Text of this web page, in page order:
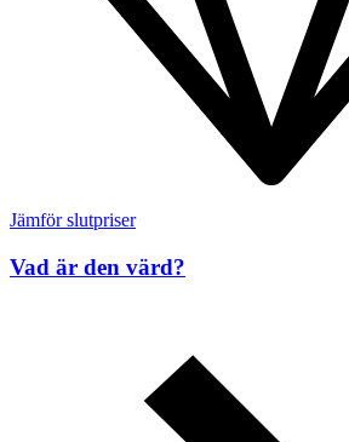
Jämför slutpriser
Vad är den värd?